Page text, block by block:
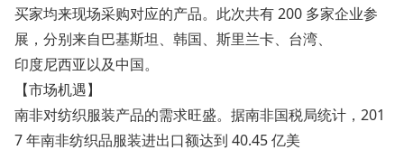
买家均来现场采购对应的产品。此次共有 200 多家企业参
展，分别来自巴基斯坦、韩国、斯里兰卡、台湾、
印度尼西亚以及中国。
【市场机遇】
南非对纺织服装产品的需求旺盛。据南非国税局统计，201
7 年南非纺织品服装进出口额达到 40.45 亿美